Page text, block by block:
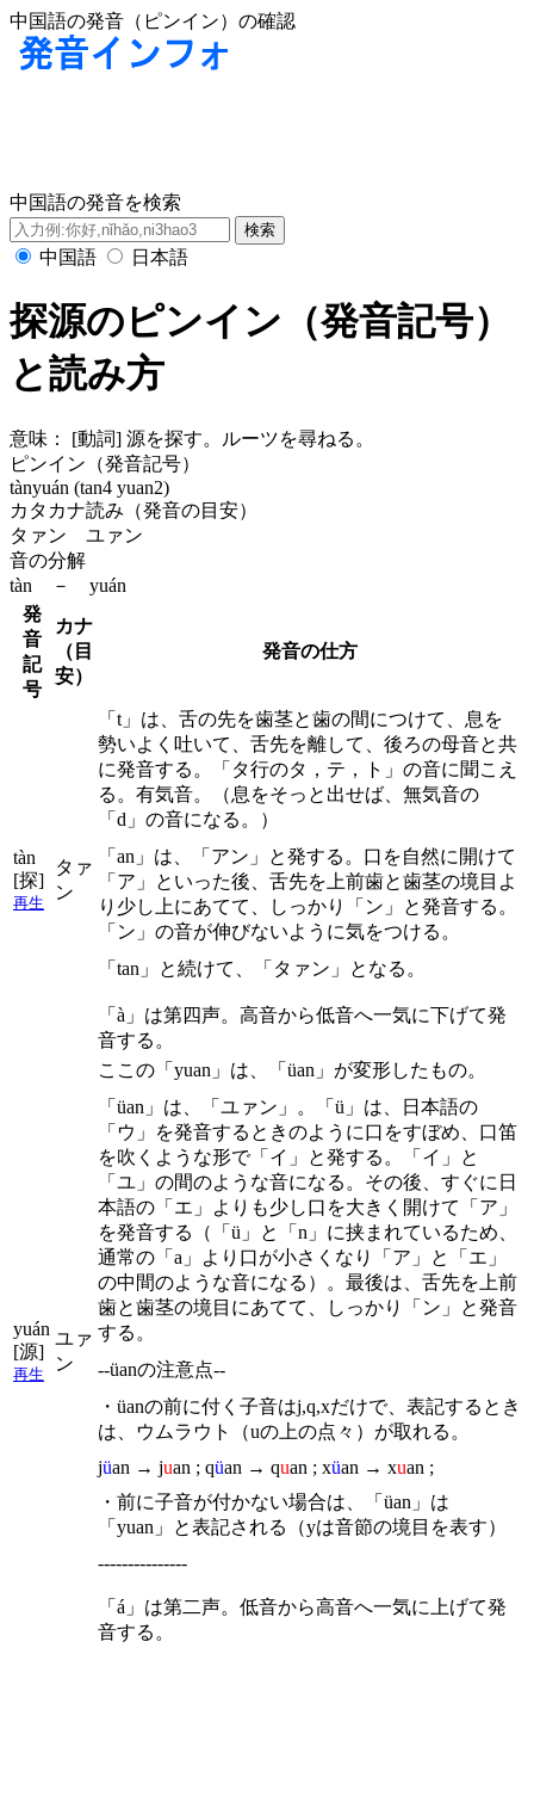
中国語の発音（ピンイン）の確認
中国語の発音を検索
中国語 日本語
探源のピンイン（発音記号）
と読み方
意味：
[動詞] 源を探す。ルーツを尋ねる。
ピンイン（発音記号）
tànyuán (tan4 yuan2)
カタカナ読み（発音の目安）
タァン ユァン
音の分解
tàn － yuán
発
音
記
号
カナ
（目
安）
発音の仕方
tàn
[探]
再生
タァ
ン
「t」は、舌の先を歯茎と歯の間につけて、息を
勢いよく吐いて、舌先を離して、後ろの母音と共
に発音する。「タ行のタ，テ，ト」の音に聞こえ
る。有気音。（息をそっと出せば、無気音の
「d」の音になる。）
「an」は、「アン」と発する。口を自然に開けて
「ア」といった後、舌先を上前歯と歯茎の境目よ
り少し上にあてて、しっかり「ン」と発音する。
「ン」の音が伸びないように気をつける。
「tan」と続けて、「タァン」となる。
「à」は第四声。高音から低音へ一気に下げて発
音する。
yuán
[源]
再生
ユァ
ン
ここの「yuan」は、「üan」が変形したもの。
「üan」は、「ユァン」。「ü」は、日本語の
「ウ」を発音するときのように口をすぼめ、口笛
を吹くような形で「イ」と発する。「イ」と
「ユ」の間のような音になる。その後、すぐに日
本語の「エ」よりも少し口を大きく開けて「ア」
を発音する（「ü」と「n」に挟まれているため、
通常の「a」より口が小さくなり「ア」と「エ」
の中間のような音になる）。最後は、舌先を上前
歯と歯茎の境目にあてて、しっかり「ン」と発音
する。
--üanの注意点--
・üanの前に付く子音はj,q,xだけで、表記するとき
は、ウムラウト（uの上の点々）が取れる。
jüan → juan ; qüan → quan ; xüan → xuan ;
・前に子音が付かない場合は、「üan」は
「yuan」と表記される（yは音節の境目を表す）
---------------
「á」は第二声。低音から高音へ一気に上げて発
音する。